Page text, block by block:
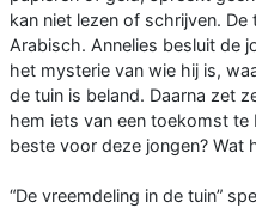
kan niet lezen of schrijven.
Arabisch. Annelies besluit de
het mysterie van wie hij is,
de tuin is beland. Daarna zet
hem iets van een toekomst te
beste voor deze jongen? Wat
“De vreemdeling in de tuin”